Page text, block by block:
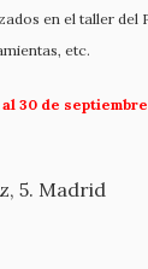
en el taller
etc.
30 de
5. Madrid